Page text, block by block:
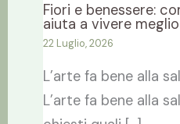
Fiori e benessere:
aiuta a vivere meglio
22 Luglio, 2026
L’arte fa bene alla
L’arte fa bene alla